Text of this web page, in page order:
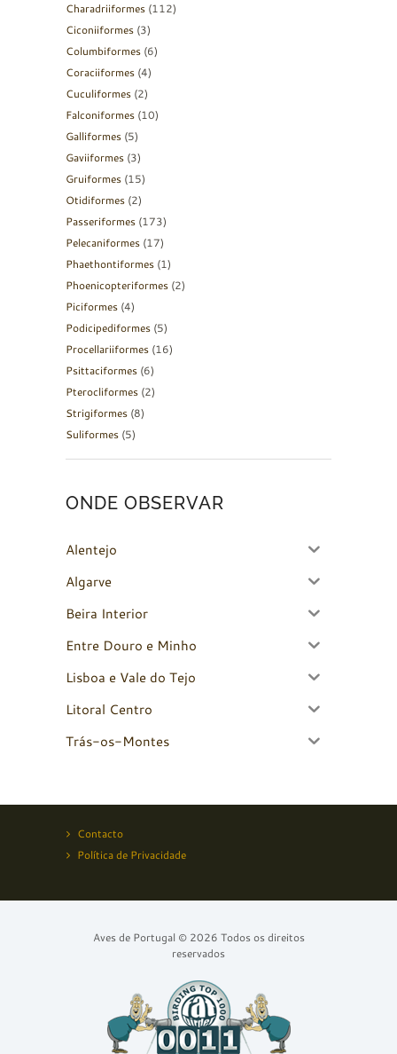
Charadriiformes (112)
Ciconiiformes (3)
Columbiformes (6)
Coraciiformes (4)
Cuculiformes (2)
Falconiformes (10)
Galliformes (5)
Gaviiformes (3)
Gruiformes (15)
Otidiformes (2)
Passeriformes (173)
Pelecaniformes (17)
Phaethontiformes (1)
Phoenicopteriformes (2)
Piciformes (4)
Podicipediformes (5)
Procellariiformes (16)
Psittaciformes (6)
Pterocliformes (2)
Strigiformes (8)
Suliformes (5)
ONDE OBSERVAR
Alentejo
Algarve
Beira Interior
Entre Douro e Minho
Lisboa e Vale do Tejo
Litoral Centro
Trás-os-Montes
Contacto
Política de Privacidade
Aves de Portugal © 2026 Todos os direitos
reservados